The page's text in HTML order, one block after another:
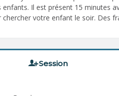
enfants. Il est présent 15 minutes
votre enfant le soir. Des
Session